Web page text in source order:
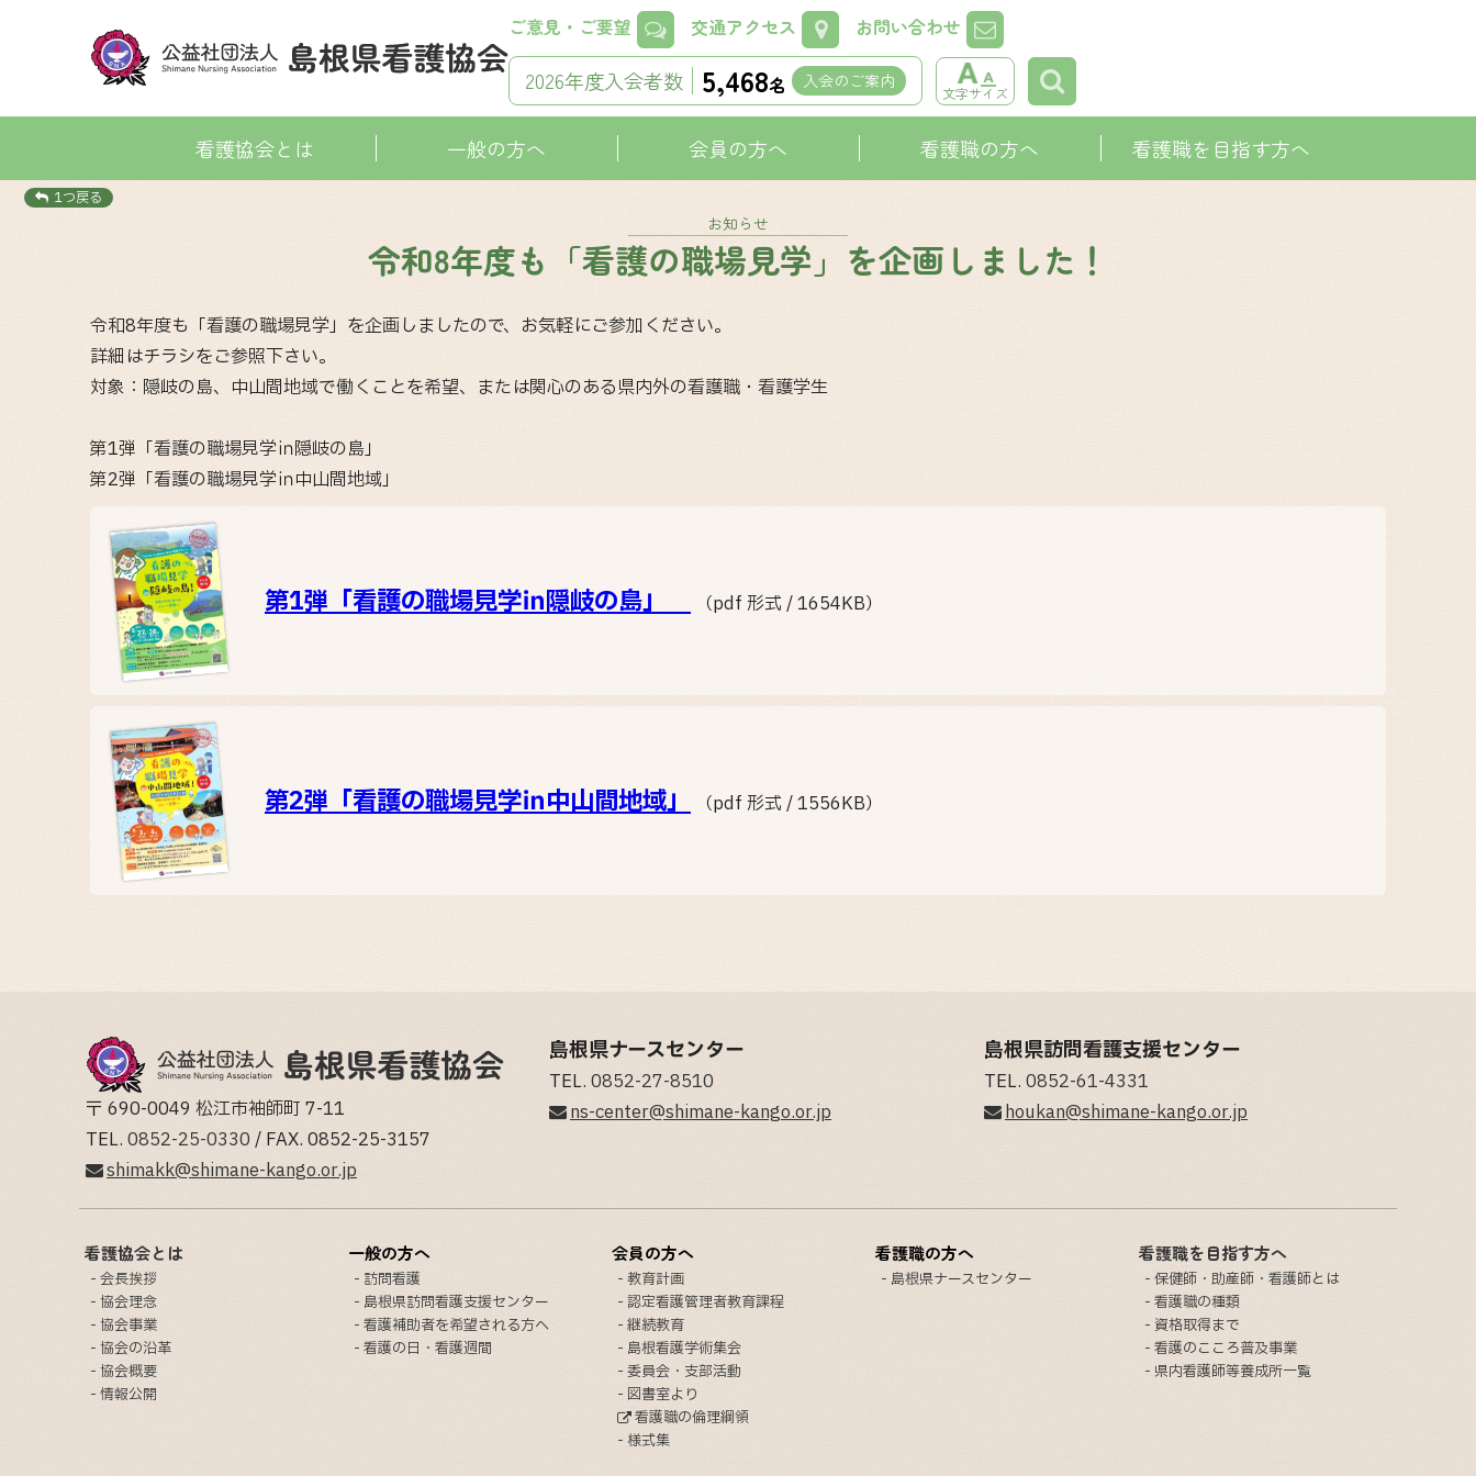
ご意見・ご要望 交通アクセス お問い合わせ
2026年度入会者数 5,468名 入会のご案内
文字サイズ
看護協会とは 一般の方へ 会員の方へ 看護職の方へ 看護職を目指す方へ
1つ戻る
お知らせ
令和8年度も「看護の職場見学」を企画しました！
令和8年度も「看護の職場見学」を企画しましたので、お気軽にご参加ください。
詳細はチラシをご参照下さい。
対象：隠岐の島、中山間地域で働くことを希望、または関心のある県内外の看護職・看護学生
第1弾「看護の職場見学㏌隠岐の島」
第2弾「看護の職場見学㏌中山間地域」
第1弾「看護の職場見学㏌隠岐の島」 （pdf 形式 / 1654KB）
第2弾「看護の職場見学㏌中山間地域」 （pdf 形式 / 1556KB）
〒 690-0049 松江市袖師町 7-11
TEL. 0852-25-0330 / FAX. 0852-25-3157
shimakk@shimane-kango.or.jp
島根県ナースセンター
TEL. 0852-27-8510
ns-center@shimane-kango.or.jp
島根県訪問看護支援センター
TEL. 0852-61-4331
houkan@shimane-kango.or.jp
看護協会とは
会長挨拶
協会理念
協会事業
協会の沿革
協会概要
情報公開
一般の方へ
訪問看護
島根県訪問看護支援センター
看護補助者を希望される方へ
看護の日・看護週間
会員の方へ
教育計画
認定看護管理者教育課程
継続教育
島根看護学術集会
委員会・支部活動
図書室より
看護職の倫理綱領
様式集
看護職の方へ
島根県ナースセンター
看護職を目指す方へ
保健師・助産師・看護師とは
看護職の種類
資格取得まで
看護のこころ普及事業
県内看護師等養成所一覧